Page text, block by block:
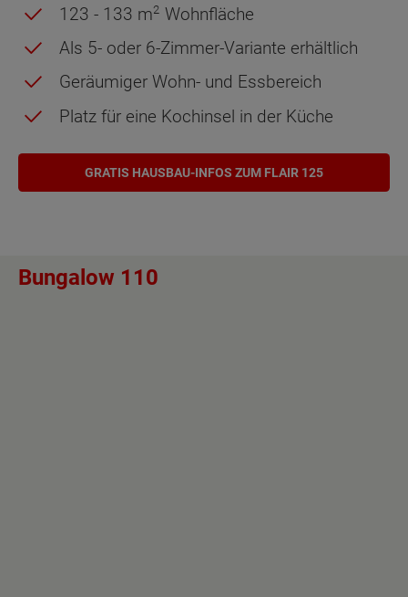
123 - 133 m2 Wohnfläche
Als 5- oder 6-Zimmer-Variante erhältlich
Geräumiger Wohn- und Essbereich
Platz für eine Kochinsel in der Küche
GRATIS HAUSBAU-INFOS ZUM FLAIR 125
Bungalow 110